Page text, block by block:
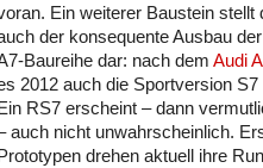
Ein weiterer Baustein stellt
der konsequente Ausbau
Baureihe dar: nach dem Audi
2012 auch die Sportversion S7
RS7 erscheint – dann
auch nicht unwahrscheinlich.
drehen aktuell ihre